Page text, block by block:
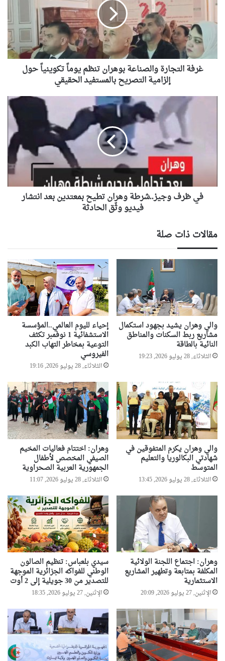
بوهران
تنظم
يوماً
تكوينياً
حول
إلزامية
التصريحغرفة التجارة والصناعة بوهران تنظم يوماً تكوينياً حول
إلزامية التصريح بالمستفيد الحقيقي
انتشار
فيديو
في ظرف وجيز..شرطة وهران تطيح بمعتدين بعد انتشار
فيديو وثّق الحادثة
مقالات ذات صلة
والي وهران يشيد بجهود استكمال
مشاريع ربط السكنات والمناطق
النائية بالطاقة
الثلاثاء, 28 يوليو 2026, 19:23
إحياء لليوم العالمي..المؤسسة
الاستشفائية 1 نوفمبر تكثف
التوعية بمخاطر التهاب الكبد
الفيروسي
الثلاثاء, 28 يوليو 2026, 19:16
والي وهران يكرم المتفوقين في
شهادتي البكالوريا والتعليم
المتوسط
الثلاثاء, 28 يوليو 2026, 13:45
وهران: اختتام فعاليات المخيم
الصيفي المخصص لأطفال
الجمهورية العربية الصحراوية
الثلاثاء, 28 يوليو 2026, 11:07
وهران: اجتماع اللجنة الولائية
المكلفة بمتابعة وتطهير المشاريع
الاستثمارية
الإثنين, 27 يوليو 2026, 20:09
سيدي بلعباس: تنظيم الصالون
الوطني للفواكه الجزائرية الموجهة
للتصدير من 30 جويلية إلى 2 أوت
الإثنين, 27 يوليو 2026, 18:35